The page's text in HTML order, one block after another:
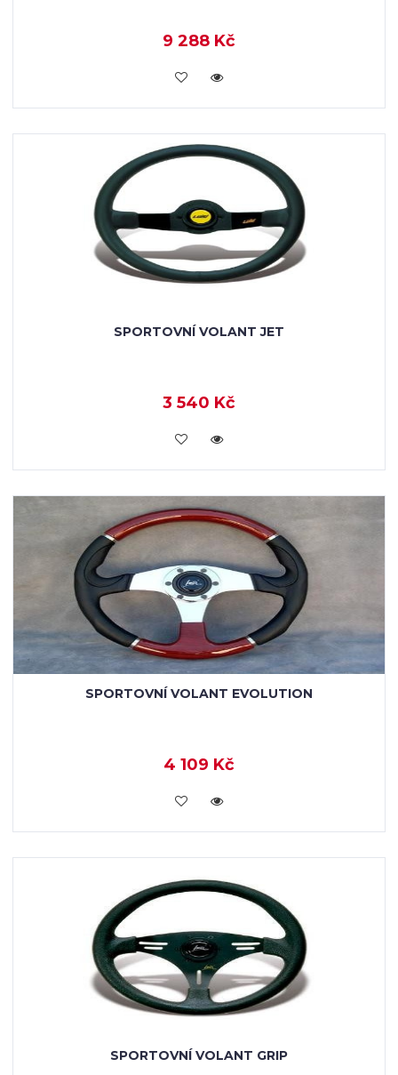
9 288 Kč
KOUPIT
SPORTOVNÍ VOLANT JET
3 540 Kč
KOUPIT
SPORTOVNÍ VOLANT EVOLUTION
4 109 Kč
KOUPIT
SPORTOVNÍ VOLANT GRIP